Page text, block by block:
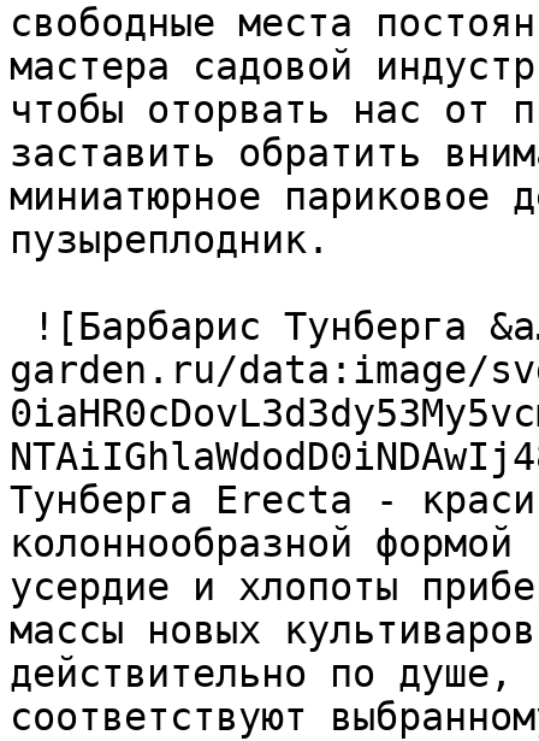
свободные места
мастера садовой
чтобы оторвать нас от
заставить обратить
миниатюрное париковое
пузыреплодник.
garden.ru/data:image/
Тунберга Erecta -
колоннообразной
усердие и хлопоты
массы новых
действительно по
соответствуют